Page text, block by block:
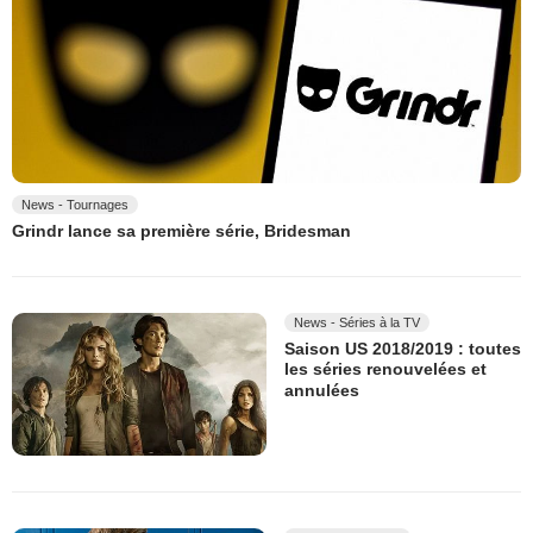
News - Tournages
Grindr lance sa première série, Bridesman
News - Séries à la TV
Saison US 2018/2019 : toutes
les séries renouvelées et
annulées